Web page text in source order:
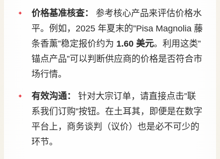
价格基准核查：
参考核心产品来评估价格水
平。例如，2025 年夏末的”Pisa Magnolia 藤
条香薰”稳定报价约为 1.60 美元。利用这类”
锚点产品”可以判断供应商的价格是否符合市
场行情。
有效沟通：
针对大宗订单，请直接点击”联
系我们订购”按钮。在土耳其，即便是在数字
平台上，商务谈判（议价）也是必不可少的
环节。